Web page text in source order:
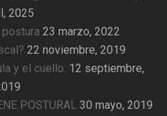
2025
23 marzo, 2022
22 noviembre, 2019
y el cuello. 12 septiembre,
POSTURAL 30 mayo, 2019